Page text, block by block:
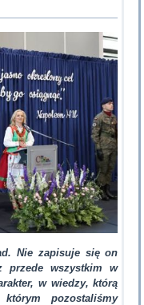
Nie zapisuje się on
przede wszystkim w
w wiedzy, którą
pozostaliśmy